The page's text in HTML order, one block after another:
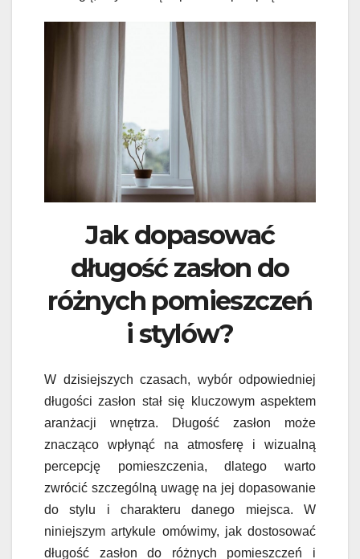
Jak dopasować
długość zasłon do
różnych pomieszczeń
i stylów?
W dzisiejszych czasach, wybór odpowiedniej
długości zasłon stał się kluczowym aspektem
aranżacji wnętrza. Długość zasłon może
znacząco wpłynąć na atmosferę i wizualną
percepcję pomieszczenia, dlatego warto
zwrócić szczególną uwagę na jej dopasowanie
do stylu i charakteru danego miejsca. W
niniejszym artykule omówimy, jak dostosować
długość zasłon do różnych pomieszczeń i